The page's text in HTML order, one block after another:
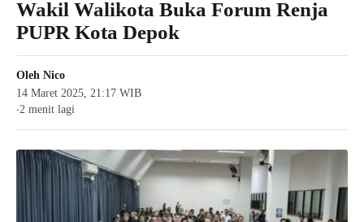
Wakil Walikota Buka Forum Renja
PUPR Kota Depok
Oleh Nico
14 Maret 2025, 21:17 WIB
●2 menit lagi